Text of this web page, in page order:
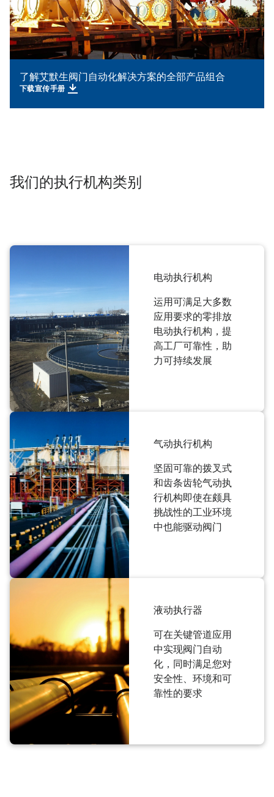
了解艾默生阀门自动化解决方案的全部产品组合
下载宣传手册
我们的执行机构类别
电动执行机构
运用可满足大多数
应用要求的零排放
电动执行机构，提
高工厂可靠性，助
力可持续发展
气动执行机构
坚固可靠的拨叉式
和齿条齿轮气动执
行机构即使在颇具
挑战性的工业环境
中也能驱动阀门
液动执行器
可在关键管道应用
中实现阀门自动
化，同时满足您对
安全性、环境和可
靠性的要求